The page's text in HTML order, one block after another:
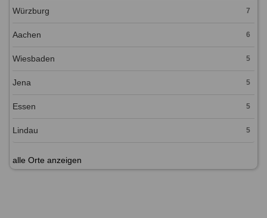
Würzburg 7
Aachen 6
Wiesbaden 5
Jena 5
Essen 5
Lindau 5
alle Orte anzeigen